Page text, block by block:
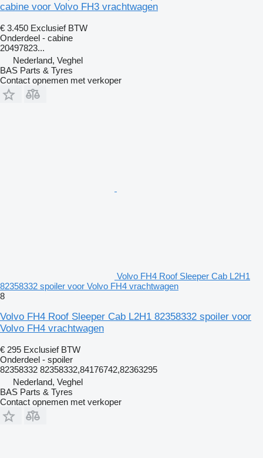
cabine voor Volvo FH3 vrachtwagen
€ 3.450 Exclusief BTW
Onderdeel - cabine
20497823...
Nederland, Veghel
BAS Parts & Tyres
Contact opnemen met verkoper
Volvo FH4 Roof Sleeper Cab L2H1
82358332 spoiler voor Volvo FH4 vrachtwagen
8
Volvo FH4 Roof Sleeper Cab L2H1 82358332 spoiler voor
Volvo FH4 vrachtwagen
€ 295 Exclusief BTW
Onderdeel - spoiler
82358332 82358332,84176742,82363295
Nederland, Veghel
BAS Parts & Tyres
Contact opnemen met verkoper